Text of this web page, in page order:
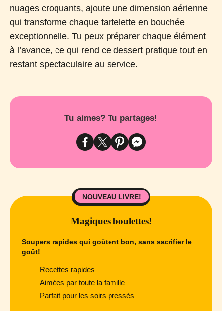
nuages croquants, ajoute une dimension aérienne
qui transforme chaque tartelette en bouchée
exceptionnelle. Tu peux préparer chaque élément
à l’avance, ce qui rend ce dessert pratique tout en
restant spectaculaire au service.
Tu aimes? Tu partages!
NOUVEAU LIVRE!
Magiques boulettes!
Soupers rapides qui goûtent bon, sans sacrifier le
goût!
Recettes rapides
Aimées par toute la famille
Parfait pour les soirs pressés